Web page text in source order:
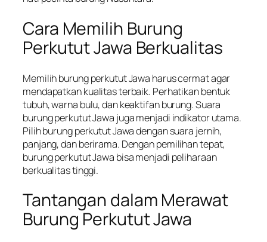
Cara Memilih Burung
Perkutut Jawa Berkualitas
Memilih burung perkutut Jawa harus cermat agar
mendapatkan kualitas terbaik. Perhatikan bentuk
tubuh, warna bulu, dan keaktifan burung. Suara
burung perkutut Jawa juga menjadi indikator utama.
Pilih burung perkutut Jawa dengan suara jernih,
panjang, dan berirama. Dengan pemilihan tepat,
burung perkutut Jawa bisa menjadi peliharaan
berkualitas tinggi.
Tantangan dalam Merawat
Burung Perkutut Jawa